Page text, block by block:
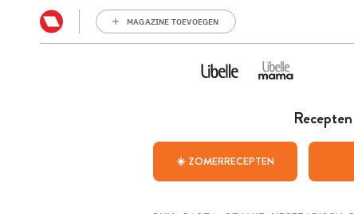
MAGAZINE TOEVOEGEN
Recepten
☀️ ZOMERRECEPTEN